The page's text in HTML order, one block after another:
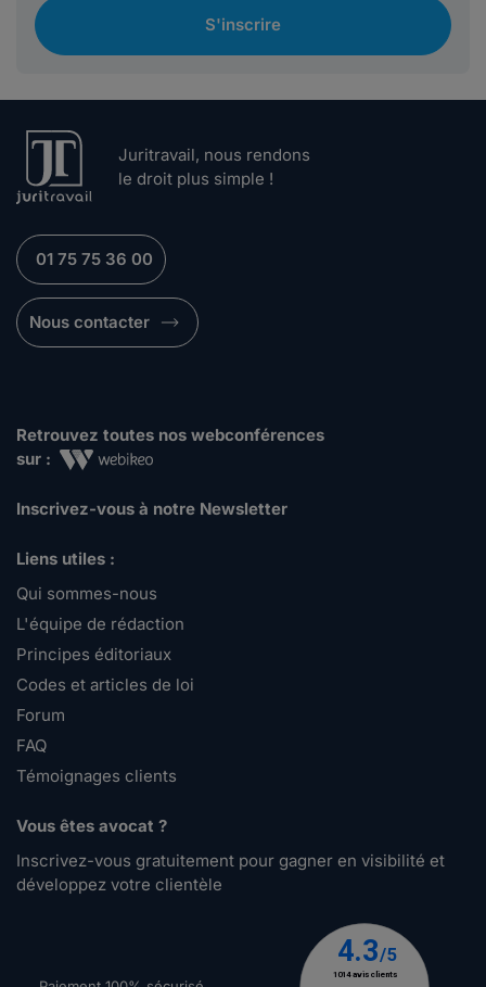
S'inscrire
Juritravail, nous rendons
le droit plus simple !
01 75 75 36 00
Nous contacter
Retrouvez toutes nos webconférences
sur :
Inscrivez-vous à notre Newsletter
Liens utiles :
Qui sommes-nous
L'équipe de rédaction
Principes éditoriaux
Codes et articles de loi
Forum
FAQ
Témoignages clients
Vous êtes avocat ?
Inscrivez-vous gratuitement pour gagner en visibilité et
développez votre clientèle